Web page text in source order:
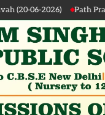
Path Pravah (19-06-2026)